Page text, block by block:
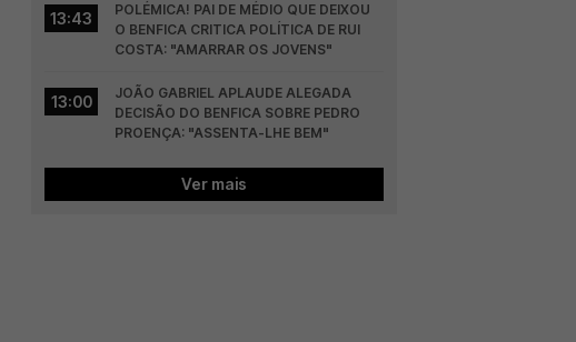
13:43
POLÉMICA! PAI DE MÉDIO QUE DEIXOU
O BENFICA CRITICA POLÍTICA DE RUI
COSTA: "AMARRAR OS JOVENS"
13:00
JOÃO GABRIEL APLAUDE ALEGADA
DECISÃO DO BENFICA SOBRE PEDRO
PROENÇA: "ASSENTA-LHE BEM"
Ver mais